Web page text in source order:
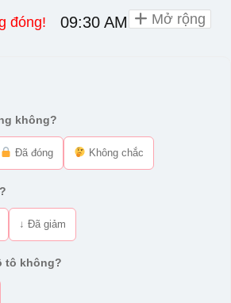
đóng! 09:30 AM - 10:00 PM
không?
Đã đóng Không chắc
↓ Đã giảm
tô không?
Mở rộng